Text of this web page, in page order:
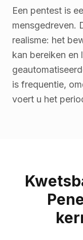
Een pentest is
mensgedreven.
realisme: het
kan bereiken en
is frequentie,
voert u het